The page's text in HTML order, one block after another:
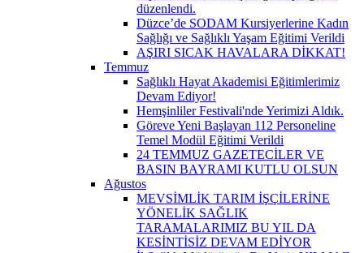
düzenlendi.
Düzce’de SODAM Kursiyerlerine Kadın
Sağlığı ve Sağlıklı Yaşam Eğitimi Verildi
AŞIRI SICAK HAVALARA DİKKAT!
Temmuz
Sağlıklı Hayat Akademisi Eğitimlerimiz
Devam Ediyor!
Hemşinliler Festivali'nde Yerimizi Aldık.
Göreve Yeni Başlayan 112 Personeline
Temel Modül Eğitimi Verildi
24 TEMMUZ GAZETECİLER VE
BASIN BAYRAMI KUTLU OLSUN
Ağustos
MEVSİMLİK TARIM İŞÇİLERİNE
YÖNELİK SAĞLIK
TARAMALARIMIZ BU YIL DA
KESİNTİSİZ DEVAM EDİYOR